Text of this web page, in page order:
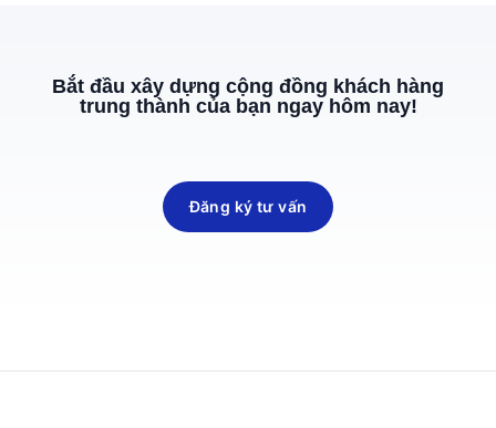
Bắt đầu xây dựng cộng đồng khách hàng
trung thành của bạn ngay hôm nay!
Đăng ký tư vấn